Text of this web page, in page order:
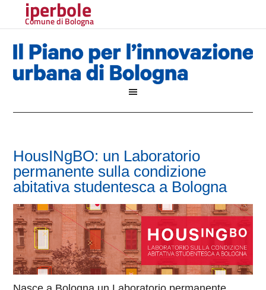
iperbole
Comune di Bologna
HousINgBO: un Laboratorio
permanente sulla condizione
abitativa studentesca a Bologna